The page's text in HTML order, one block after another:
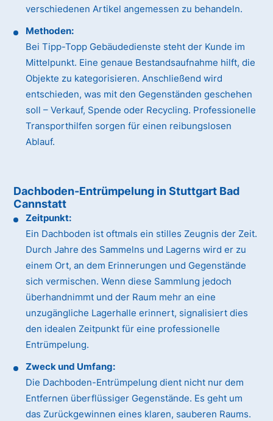
verschiedenen Artikel angemessen zu behandeln.
Methoden:
Bei Tipp-Topp Gebäudedienste steht der Kunde im
Mittelpunkt. Eine genaue Bestandsaufnahme hilft, die
Objekte zu kategorisieren. Anschließend wird
entschieden, was mit den Gegenständen geschehen
soll – Verkauf, Spende oder Recycling. Professionelle
Transporthilfen sorgen für einen reibungslosen
Ablauf.
Dachboden-Entrümpelung in Stuttgart Bad
Cannstatt
Zeitpunkt:
Ein Dachboden ist oftmals ein stilles Zeugnis der Zeit.
Durch Jahre des Sammelns und Lagerns wird er zu
einem Ort, an dem Erinnerungen und Gegenstände
sich vermischen. Wenn diese Sammlung jedoch
überhandnimmt und der Raum mehr an eine
unzugängliche Lagerhalle erinnert, signalisiert dies
den idealen Zeitpunkt für eine professionelle
Entrümpelung.
Zweck und Umfang:
Die Dachboden-Entrümpelung dient nicht nur dem
Entfernen überflüssiger Gegenstände. Es geht um
das Zurückgewinnen eines klaren, sauberen Raums.